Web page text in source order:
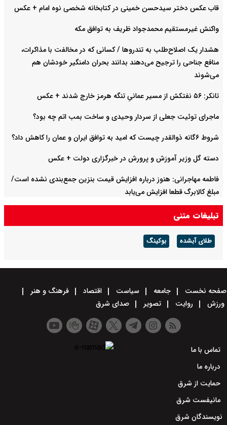
قاب عکس دختر سیدحسن خمینی در کتابخانه شخصی نوه امام + عکس
واکنش غیرمستقیم محمدجواد ظریف به توافق مکه
هشدار یک اصلاح‌طلب به تندروها / کسانی که در مخالفت با مذاکرات،
منافع جناحی را ترجیح می‌دهند بدانند بحران دامنگیر خودشان هم
می‌شوند
تانکر: ۵۶ نفتکش از مسیر عمانیِ تنگه هرمز خارج شدند + عکس
ماجرای توئیت جعلی از سردار وحیدی و ساخت بمب اتم چه بود؟
شروط ۶گانه ذوالقدر چیست که امید به توافق ایران و عمان را کاهش داد؟
دسته گل وزیر آموزش و پرورش در خبرگزاری دولت + عکس
فاطمه مهاجرانی: هنوز درباره افزایش قیمت بنزین جمع‌بندی نشده است/
مبلغ کالابرگ قطعا افزایش می‌یابد
تبلیغات متنی
طلای آبشده بوکینگ
صفحه نخست جامعه سیاست اقتصاد
فرهنگ و هنر
ورزش
روایت تصویر صدای شرق
تماس با ما
درباره ما
حمایت از شرق
مانیفست شرق
نویسندگان شرق